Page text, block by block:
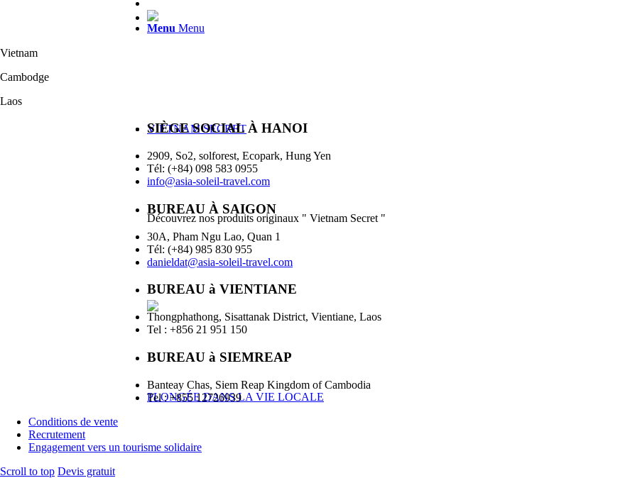
Menu Menu
VIETNAM SECRET
Découvrez nos produits originaux " Vietnam Secret "
PLONGÉE DANS LA VIE LOCALE
Vietnam
Cambodge
Laos
SIÈGE SOCIAL À HANOI
2909, So2, solforest, Ecopark, Hung Yen
Tél: (+84) 098 583 0955
info@asia-soleil-travel.com
BUREAU À SAIGON
30A, Pham Ngu Lao, Quan 1
Tél: (+84) 985 830 955
danieldat@asia-soleil-travel.com
BUREAU à VIENTIANE
Thongphathong, Sisattanak District, Vientiane, Laos
Tel : +856 21 951 150
BUREAU à SIEMREAP
Banteay Chas, Siem Reap Kingdom of Cambodia
Tel : +855 12726939
Conditions de vente
Recrutement
Engagement vers un tourisme solidaire
Scroll to top Devis gratuit